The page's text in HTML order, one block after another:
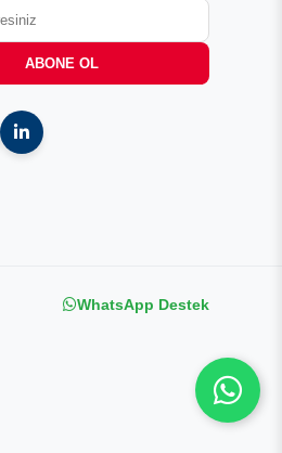
ABONE OL
WhatsApp Destek